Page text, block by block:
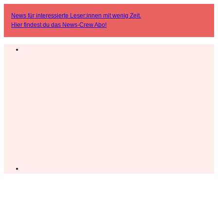
News für interessierte Leser:innen mit wenig Zeit.
Hier findest du das News-Crew Abo!